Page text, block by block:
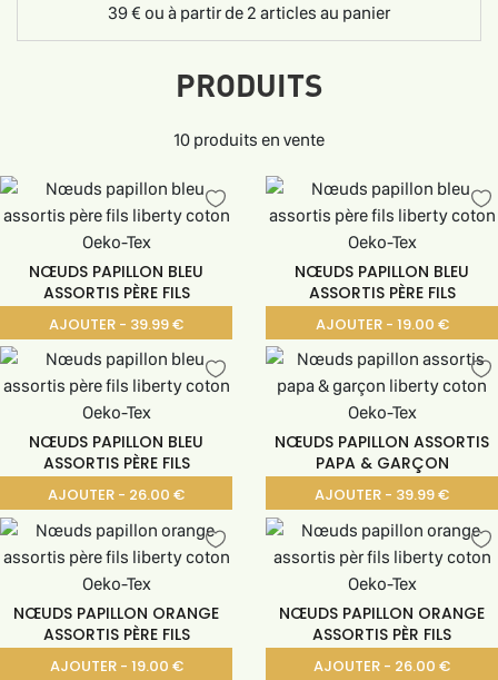
39 € ou à partir de 2 articles au panier
PRODUITS
10 produits en vente
NŒUDS PAPILLON BLEU
ASSORTIS PÈRE FILS
AJOUTER - 39.99 €
NŒUDS PAPILLON BLEU
ASSORTIS PÈRE FILS
AJOUTER - 19.00 €
NŒUDS PAPILLON BLEU
ASSORTIS PÈRE FILS
AJOUTER - 26.00 €
NŒUDS PAPILLON ASSORTIS
PAPA & GARÇON
AJOUTER - 39.99 €
NŒUDS PAPILLON ORANGE
ASSORTIS PÈRE FILS
AJOUTER - 19.00 €
NŒUDS PAPILLON ORANGE
ASSORTIS PÈR FILS
AJOUTER - 26.00 €